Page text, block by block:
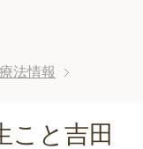
法情報
と吉田